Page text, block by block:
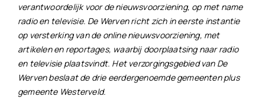
verantwoordelijk voor de nieuwsvoorziening, op met name
radio en televisie. De Werven richt zich in eerste instantie
op versterking van de online nieuwsvoorziening, met
artikelen en reportages, waarbij doorplaatsing naar radio
en televisie plaatsvindt. Het verzorgingsgebied van De
Werven beslaat de drie eerdergenoemde gemeenten plus
gemeente Westerveld.